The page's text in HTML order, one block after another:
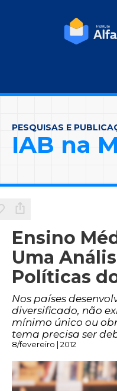
PESQUISAS E
IAB na
Ensino
Uma
Políticas
Nos países
diversificado, não
mínimo único ou
tema precisa ser
8/fevereiro | 2012